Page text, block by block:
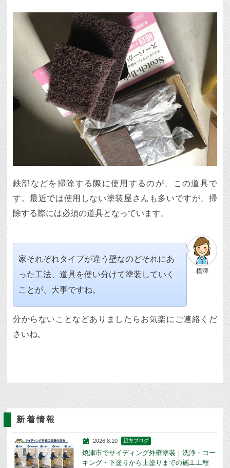
鉄部などを掃除する際に使用するのが、この道具で
す。最近では使用しない塗装屋さんも多いですが、掃
除する際には必須の道具となっています。
横澤
家それぞれタイプが違う壁なのどそれにあ
った工法、道具を使い分けて塗装していく
ことが、大事ですね。
分からないことなどありましたらお気楽にご連絡くだ
さいね。
新着情報
2026.8.10 親方ブログ
焼津市でサイディング外壁塗装｜洗浄・コー
キング・下塗りから上塗りまでの施工工程